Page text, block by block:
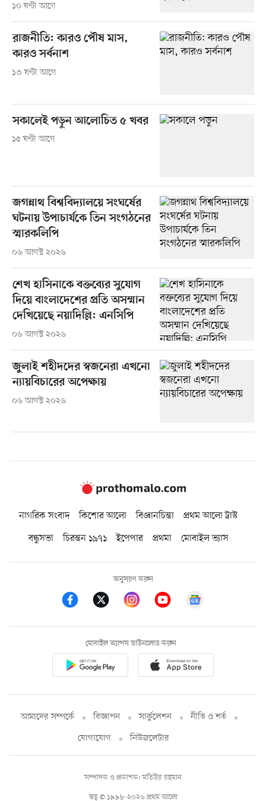
১০ ঘণ্টা আগে
রাজনীতি: কারও পৌষ মাস,
কারও সর্বনাশ
১৩ ঘণ্টা আগে
সকালেই পড়ুন আলোচিত ৫ খবর
১৫ ঘণ্টা আগে
জগন্নাথ বিশ্ববিদ্যালয়ে সংঘর্ষের
ঘটনায় উপাচার্যকে তিন সংগঠনের
স্মারকলিপি
০৬ আগস্ট ২০২৬
শেখ হাসিনাকে বক্তব্যের সুযোগ
দিয়ে বাংলাদেশের প্রতি অসম্মান
দেখিয়েছে নয়াদিল্লি: এনসিপি
০৬ আগস্ট ২০২৬
জুলাই শহীদদের স্বজনেরা এখনো
ন্যায়বিচারের অপেক্ষায়
০৬ আগস্ট ২০২৬
নাগরিক সংবাদ কিশোর আলো বিজ্ঞানচিন্তা
প্রথম আলো ট্রাস্ট
বন্ধুসভা
চিরন্তন ১৯৭১ ইপেপার প্রথমা মোবাইল ভ্যাস
অনুসরণ করুন
মোবাইল অ্যাপস ডাউনলোড করুন
আমাদের সম্পর্কে বিজ্ঞাপন সার্কুলেশন
নীতি ও শর্ত
যোগাযোগ
নিউজলেটার
স্বত্ব © ১৯৯৮-২০২৬ প্রথম আলো
সম্পাদক ও প্রকাশক: মতিউর রহমান